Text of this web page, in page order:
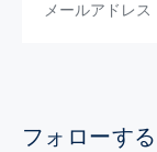
フォローする